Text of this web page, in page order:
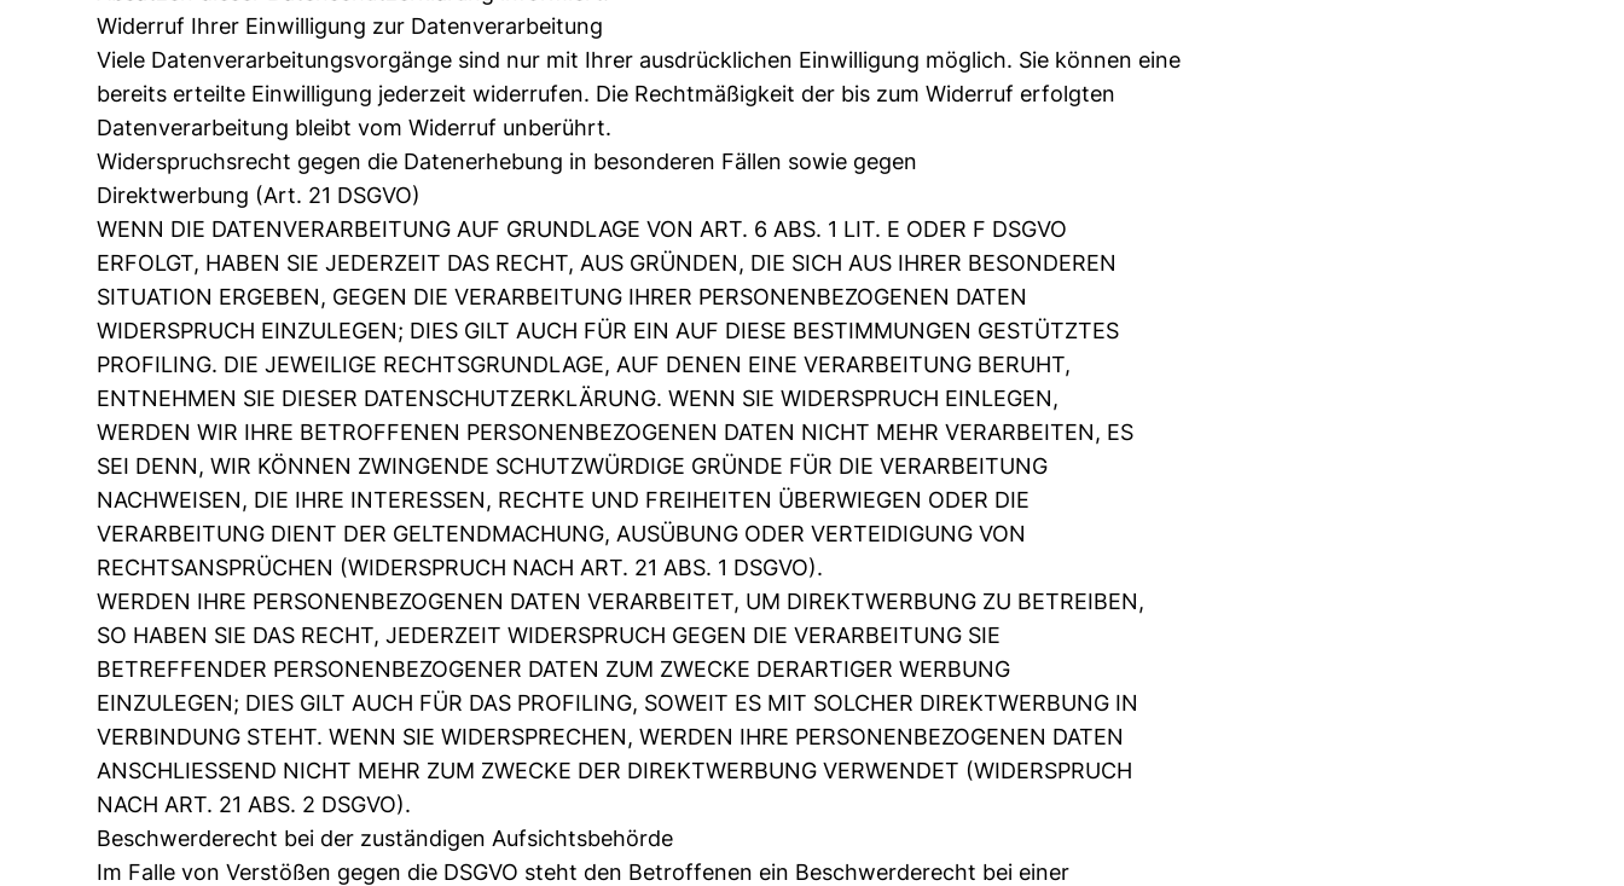
Widerruf Ihrer Einwilligung zur Datenverarbeitung
Viele Datenverarbeitungsvorgänge sind nur mit Ihrer ausdrücklichen Einwilligung möglich. Sie können eine
bereits erteilte Einwilligung jederzeit widerrufen. Die Rechtmäßigkeit der bis zum Widerruf erfolgten
Datenverarbeitung bleibt vom Widerruf unberührt.
Widerspruchsrecht gegen die Datenerhebung in besonderen Fällen sowie gegen
Direktwerbung (Art. 21 DSGVO)
WENN DIE DATENVERARBEITUNG AUF GRUNDLAGE VON ART. 6 ABS. 1 LIT. E ODER F DSGVO
ERFOLGT, HABEN SIE JEDERZEIT DAS RECHT, AUS GRÜNDEN, DIE SICH AUS IHRER BESONDEREN
SITUATION ERGEBEN, GEGEN DIE VERARBEITUNG IHRER PERSONENBEZOGENEN DATEN
WIDERSPRUCH EINZULEGEN; DIES GILT AUCH FÜR EIN AUF DIESE BESTIMMUNGEN GESTÜTZTES
PROFILING. DIE JEWEILIGE RECHTSGRUNDLAGE, AUF DENEN EINE VERARBEITUNG BERUHT,
ENTNEHMEN SIE DIESER DATENSCHUTZERKLÄRUNG. WENN SIE WIDERSPRUCH EINLEGEN,
WERDEN WIR IHRE BETROFFENEN PERSONENBEZOGENEN DATEN NICHT MEHR VERARBEITEN, ES
SEI DENN, WIR KÖNNEN ZWINGENDE SCHUTZWÜRDIGE GRÜNDE FÜR DIE VERARBEITUNG
NACHWEISEN, DIE IHRE INTERESSEN, RECHTE UND FREIHEITEN ÜBERWIEGEN ODER DIE
VERARBEITUNG DIENT DER GELTENDMACHUNG, AUSÜBUNG ODER VERTEIDIGUNG VON
RECHTSANSPRÜCHEN (WIDERSPRUCH NACH ART. 21 ABS. 1 DSGVO).
WERDEN IHRE PERSONENBEZOGENEN DATEN VERARBEITET, UM DIREKTWERBUNG ZU BETREIBEN,
SO HABEN SIE DAS RECHT, JEDERZEIT WIDERSPRUCH GEGEN DIE VERARBEITUNG SIE
BETREFFENDER PERSONENBEZOGENER DATEN ZUM ZWECKE DERARTIGER WERBUNG
EINZULEGEN; DIES GILT AUCH FÜR DAS PROFILING, SOWEIT ES MIT SOLCHER DIREKTWERBUNG IN
VERBINDUNG STEHT. WENN SIE WIDERSPRECHEN, WERDEN IHRE PERSONENBEZOGENEN DATEN
ANSCHLIESSEND NICHT MEHR ZUM ZWECKE DER DIREKTWERBUNG VERWENDET (WIDERSPRUCH
NACH ART. 21 ABS. 2 DSGVO).
Beschwerderecht bei der zuständigen Aufsichtsbehörde
Im Falle von Verstößen gegen die DSGVO steht den Betroffenen ein Beschwerderecht bei einer